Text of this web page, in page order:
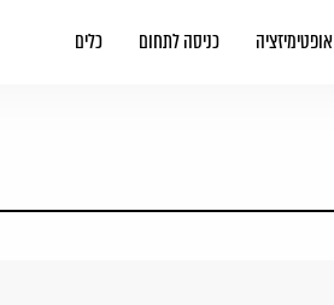
אופטימיזציה כניסה לתחום כלים